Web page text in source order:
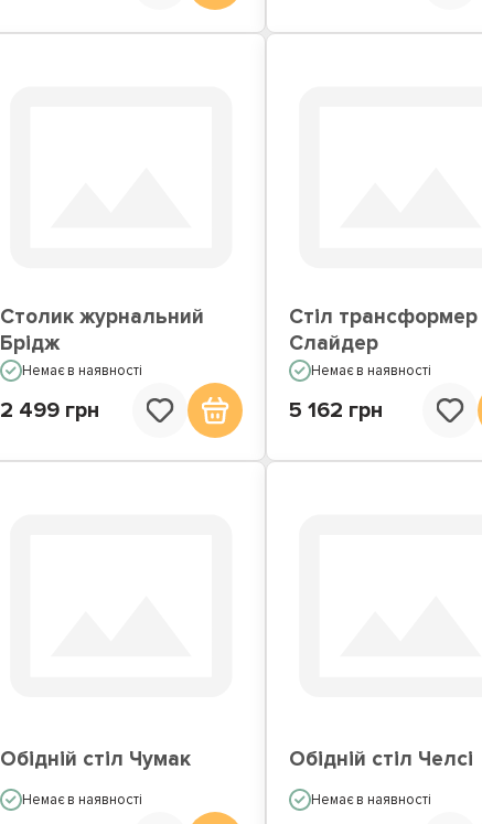
Столик журнальний
Брідж
Немає в наявності
2 499 грн
Стіл трансформер
Слайдер
Немає в наявності
5 162 грн
Обідній стіл Чумак
Немає в наявності
Обідній стіл Челсі
Немає в наявності